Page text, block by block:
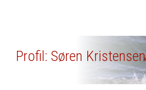
Profil: Søren Kristensen